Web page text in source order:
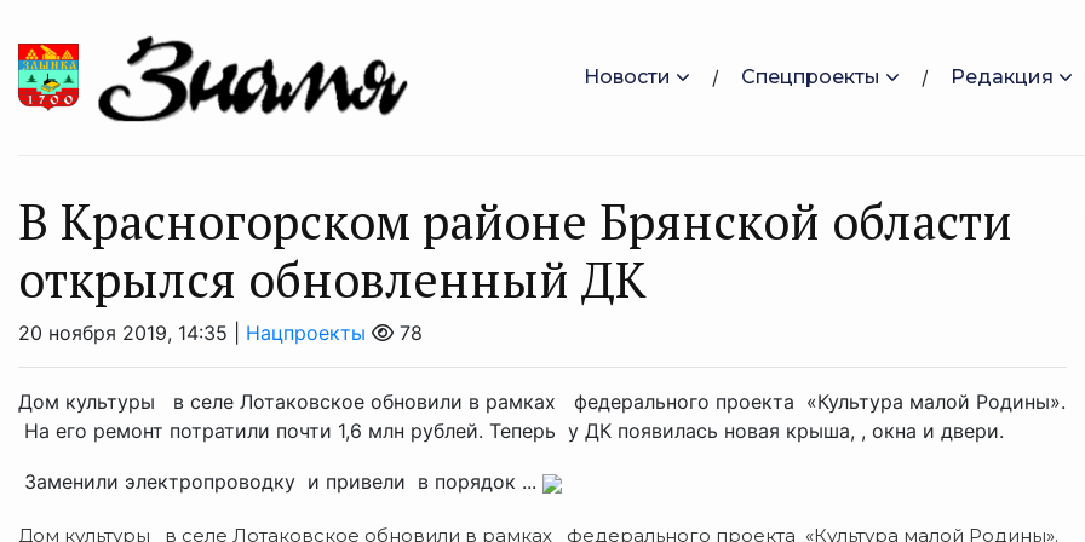
Новости Спецпроекты Редакция
В Красногорском районе Брянской области
открылся обновленный ДК
20 ноября 2019, 14:35 | Нацпроекты 78
Дом культуры в селе Лотаковское обновили в рамках федерального проекта «Культура малой Родины».
На его ремонт потратили почти 1,6 млн рублей. Теперь у ДК появилась новая крыша, , окна и двери.
Заменили электропроводку и привели в порядок ...
Дом культуры в селе Лотаковское обновили в рамках федерального проекта «Культура малой Родины».